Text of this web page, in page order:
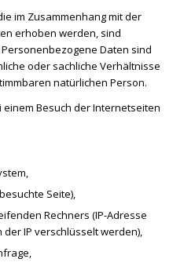
im Zusammenhang mit der
erhoben werden, sind
Daten sind
oder sachliche Verhältnisse
natürlichen Person.
Besuch der Internetseiten
Seite),
Rechners (IP-Adresse
IP verschlüsselt werden),